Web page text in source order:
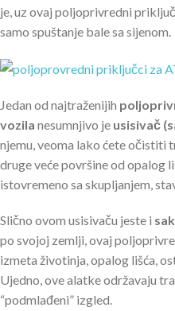
je, uz ovaj poljoprivredni
samo spuštanje bale sa sijenom.
Jedan od najtraženijih
vozila nesumnjivo je usisivač
njemu, veoma lako ćete očistiti
druge veće površine od opalog
istovremeno sa skupljanjem,
Slično ovom usisivaču jeste i
po svojoj zemlji, ovaj
izmeta životinja, opalog lišća,
Ujedno, ove alatke održavaju
“podmlađeni” izgled.